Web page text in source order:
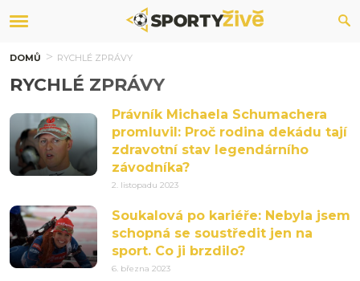
DOMŮ RYCHLÉ ZPRÁVY
RYCHLÉ ZPRÁVY
Právník Michaela Schumachera
promluvil: Proč rodina dekádu tají
zdravotní stav legendárního
závodníka?
2. listopadu 2023
Soukalová po kariéře: Nebyla jsem
schopná se soustředit jen na
sport. Co ji brzdilo?
6. března 2023